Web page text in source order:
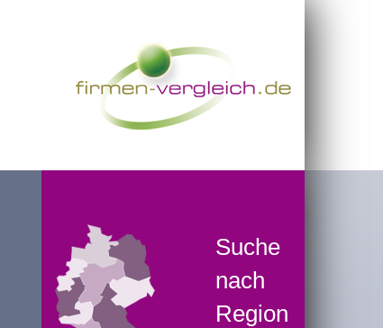
Suche
nach
Region